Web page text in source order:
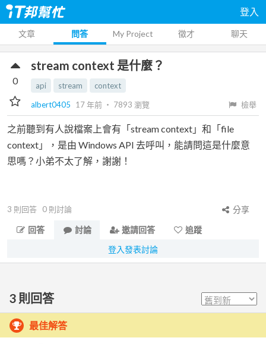
登入
文章 問答 My Project 徵才 聊天
stream context 是什麼？
api stream
context
albert0405
17 年前 ‧ 7893 瀏覽 檢舉
0
之前聽到有人說檔案上會有「stream context」和「file
context」，是由 Windows API 去呼叫，能請問這是什麼意
思嗎？小弟不太了解，謝謝！
3 則回答 0 則討論
分享
回答
討論 邀請回答
追蹤
登入發表討論
3 則回答
最佳解答